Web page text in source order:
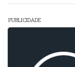
PUBLICIDADE